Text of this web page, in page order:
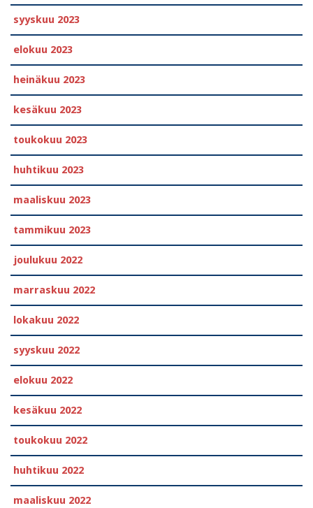
syyskuu 2023
elokuu 2023
heinäkuu 2023
kesäkuu 2023
toukokuu 2023
huhtikuu 2023
maaliskuu 2023
tammikuu 2023
joulukuu 2022
marraskuu 2022
lokakuu 2022
syyskuu 2022
elokuu 2022
kesäkuu 2022
toukokuu 2022
huhtikuu 2022
maaliskuu 2022